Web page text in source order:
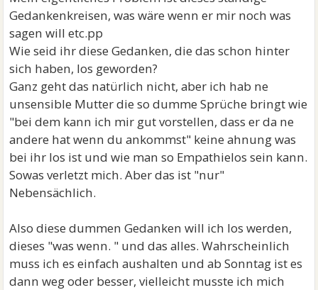
Gedankenkreisen, was wäre wenn er mir noch was
sagen will etc.pp
Wie seid ihr diese Gedanken, die das schon hinter
sich haben, los geworden?
Ganz geht das natürlich nicht, aber ich hab ne
unsensible Mutter die so dumme Sprüche bringt wie
"bei dem kann ich mir gut vorstellen, dass er da ne
andere hat wenn du ankommst" keine ahnung was
bei ihr los ist und wie man so Empathielos sein kann.
Sowas verletzt mich. Aber das ist "nur"
Nebensächlich.
Also diese dummen Gedanken will ich los werden,
dieses "was wenn. " und das alles. Wahrscheinlich
muss ich es einfach aushalten und ab Sonntag ist es
dann weg oder besser, vielleicht musste ich mich